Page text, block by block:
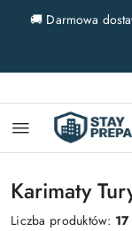
Przejdź do
Przejdź do
Przejdź do
Przejdź do
Przejdź do
🚚 Darmowa
Karimaty
Liczba produktów: 17